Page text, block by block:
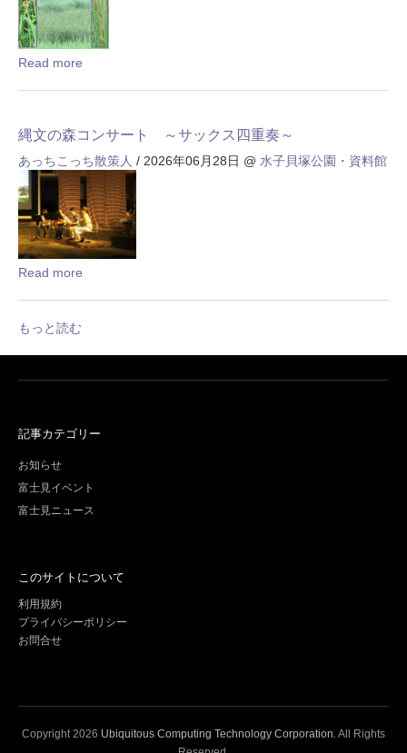
Read more
縄文の森コンサート ～サックス四重奏～
あっちこっち散策人 / 2026年06月28日 @ 水子貝塚公園・資料館
Read more
もっと読む
記事カテゴリー
お知らせ
富士見イベント
富士見ニュース
このサイトについて
利用規約
プライバシーポリシー
お問合せ
Copyright2026 Ubiquitous Computing Technology Corporation. All Rights